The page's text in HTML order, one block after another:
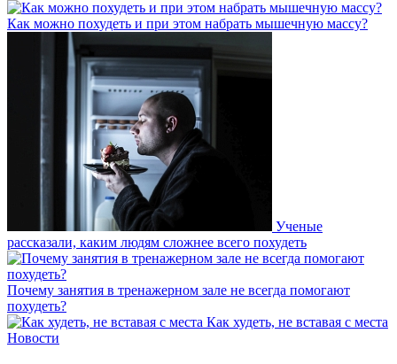
Как можно похудеть и при этом набрать мышечную массу?
Ученые
рассказали, каким людям сложнее всего похудеть
Почему занятия в тренажерном зале не всегда помогают
похудеть?
Как худеть, не вставая с места
Новости